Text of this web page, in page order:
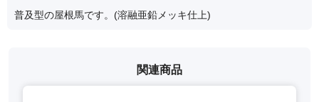
普及型の屋根馬です。(溶融亜鉛メッキ仕上)
関連商品